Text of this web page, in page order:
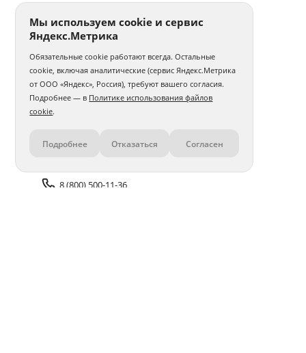
Контакты
8 (800) 500-11-36
Мы используем cookie и сервис
Яндекс.Метрика
Обязательные cookie работают всегда. Остальные
cookie, включая аналитические (сервис Яндекс.Метрика
от ООО «Яндекс», Россия), требуют вашего согласия.
Подробнее — в Политике использования файлов
cookie.
Подробнее Отказаться Согласен